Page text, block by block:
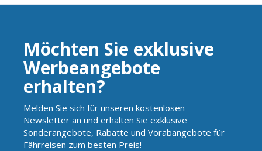
Möchten Sie exklusive
Werbeangebote
erhalten?
Melden Sie sich für unseren kostenlosen
Newsletter an und erhalten Sie exklusive
Sonderangebote, Rabatte und Vorabangebote für
Fährreisen zum besten Preis!